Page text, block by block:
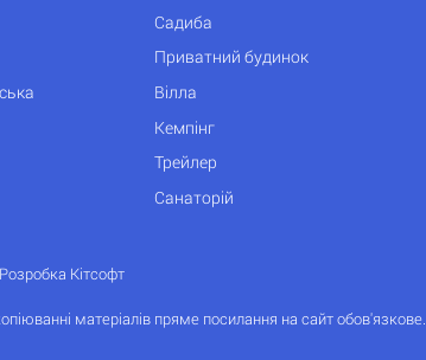
Садиба
Приватний будинок
Вілла
Кемпінг
Трейлер
Санаторій
Розробка Кітсофт
матеріалів пряме посилання на сайт обов'язкове.